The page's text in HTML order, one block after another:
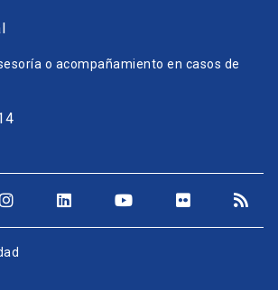
o acompañamiento en casos de